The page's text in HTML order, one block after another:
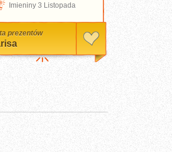
Imieniny 3 Listopada
prezentów